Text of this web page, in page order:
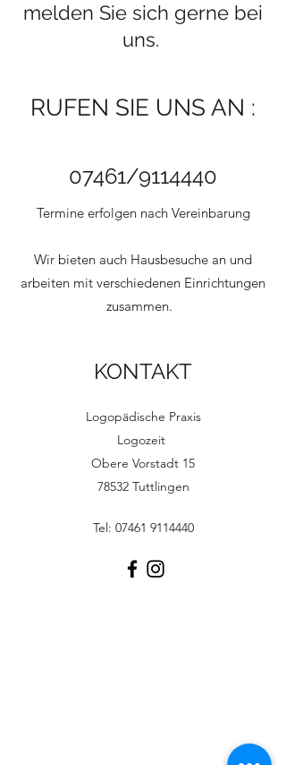
melden Sie sich gerne bei
uns.
RUFEN SIE UNS AN :
07461/9114440
Termine erfolgen nach Vereinbarung
Wir bieten auch Hausbesuche an und
arbeiten mit verschiedenen Einrichtungen
zusammen.
KONTAKT
Logopädische Praxis
Logozeit
Obere Vorstadt 15
78532 Tuttlingen
Tel: 07461 9114440